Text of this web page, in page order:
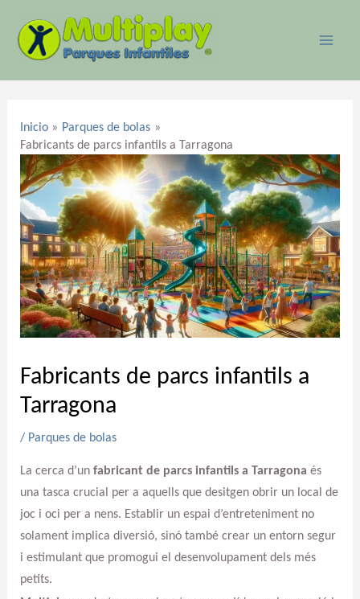
contenido
Inicio
Parques de bolas
Fabricants de parcs infantils a Tarragona
Fabricants de parcs infantils a
Tarragona
/ Parques de bolas
La cerca d’un fabricant de parcs infantils a Tarragona és
una tasca crucial per a aquells que desitgen obrir un local de
joc i oci per a nens. Establir un espai d’entreteniment no
solament implica diversió, sinó també crear un entorn segur
i estimulant que promogui el desenvolupament dels més
petits.
entradas